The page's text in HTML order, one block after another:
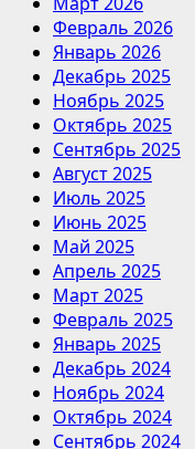
Февраль 2026
Январь 2026
Декабрь 2025
Ноябрь 2025
Октябрь 2025
Сентябрь 2025
Август 2025
Июль 2025
Июнь 2025
Май 2025
Апрель 2025
Март 2025
Февраль 2025
Январь 2025
Декабрь 2024
Ноябрь 2024
Октябрь 2024
Сентябрь 2024